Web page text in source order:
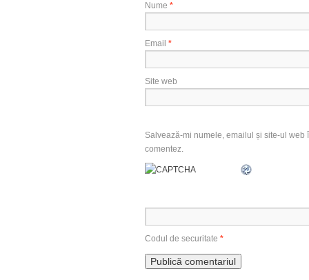
Nume *
Email *
Site web
Salvează-mi numele, emailul și site-ul
comentez.
Codul de securitate *